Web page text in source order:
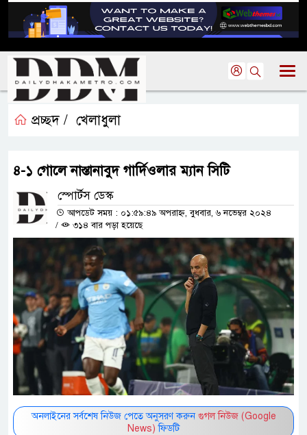
প্রচ্ছদ / খেলাধুলা
৪-১ গোলে নাস্তানাবুদ গার্দিওলার ম্যান সিটি
স্পোর্টস ডেস্ক
আপডেট সময় : ০১:৫৯:৪৯ অপরাহ্ন, বুধবার, ৬ নভেম্বর ২০২৪
/
৩১৪ বার পড়া হয়েছে
অনলাইনের সর্বশেষ নিউজ পেতে অনুসরণ করুন গুগল নিউজ (Google
News) ফিডটি